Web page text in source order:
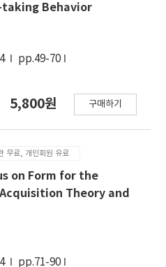
taking Behavior
pp.49-70
5,800원 구매하기
무료, 개인회원 유료
on Form for the
Theory and
pp.71-90